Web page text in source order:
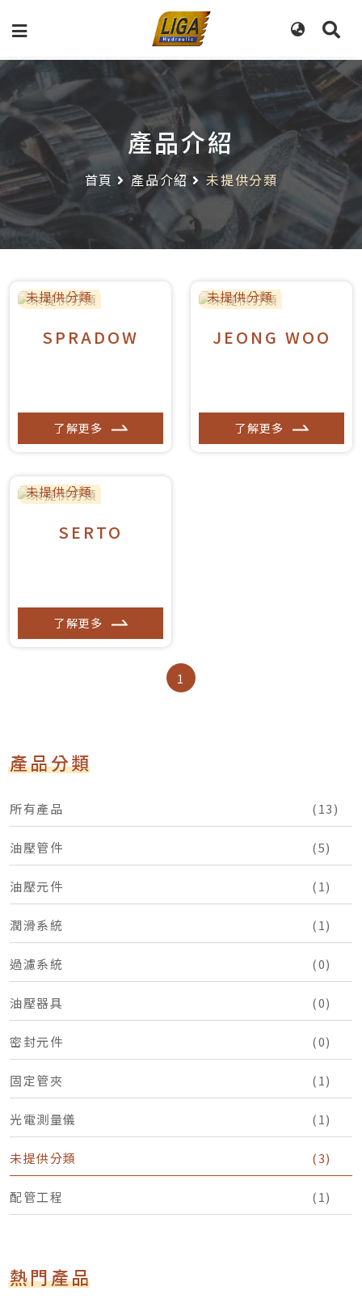
產品介紹
首頁 產品介紹 未提供分類
產品分類
所有產品 (13)
油壓管件 (5)
油壓元件 (1)
潤滑系統 (1)
過濾系統 (0)
油壓器具 (0)
密封元件 (0)
固定管夾 (1)
光電測量儀 (1)
未提供分類 (3)
配管工程 (1)
熱門產品
未提供分類
SPRADOW
了解更多
未提供分類
JEONG WOO
了解更多
未提供分類
SERTO
了解更多
1